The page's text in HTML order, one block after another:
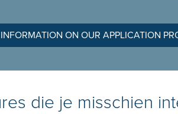
ON OUR APPLICATION
die je misschien